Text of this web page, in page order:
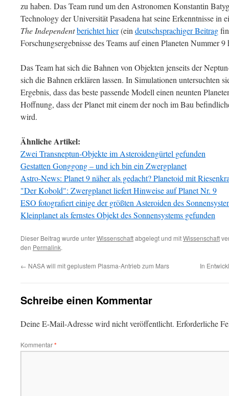
zu haben. Das Team rund um den Astronomen Konstantin
Technology der Universität Pasadena hat seine Erkenntnisse in
The Independentberichtet hier(ein deutschsprachiger Beitrag
Forschungsergebnisse des Teams auf einen Planeten Nummer
Das Team hat sich die Bahnen von Objekten jenseits der
sich die Bahnen erklären lassen. In Simulationen untersuchten
Ergebnis, dass das beste passende Modell einen neunten
Hoffnung, dass der Planet mit einem der noch im Bau
wird.
Ähnliche Artikel:
Zwei Transneptun-Objekte im Asteroidengürtel gefunden
Gestatten Gonggong – und ich bin ein Zwergplanet
Astro-News: Planet 9 näher als gedacht? Planetoid mit
"Der Kobold": Zwergplanet liefert Hinweise auf Planet Nr. 9
ESO fotografiert einige der größten Asteroiden des
Kleinplanet als fernstes Objekt des Sonnensystems gefunden
Dieser Beitrag wurde unterWissenschaftabgelegt und mitWissenschaft
den Permalink.
← NASA will mit geplustem Plasma-Antrieb zum Mars In
Schreibe einen Kommentar
Deine E-Mail-Adresse wird nicht veröffentlicht. Erforderliche
Kommentar*